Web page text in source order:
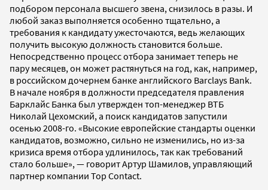
подбором персонала высшего звена, снизилось в разы. И
любой заказ выполняется особенно тщательно, а
требования к кандидату ужесточаются, ведь желающих
получить высокую должность становится больше.
Непосредственно процесс отбора занимает теперь не
пару месяцев, он может растянуться на год, как, например,
в российском дочернем банке английского Barclays Bank.
В начале ноября в должности председателя правления
Барклайс Банка был утвержден топ-менеджер ВТБ
Николай Цехомский, а поиск кандидатов запустили
осенью 2008-го. «Высокие европейские стандарты оценки
кандидатов, возможно, сильно не изменились, но из-за
кризиса время отбора удлинилось, так как требований
стало больше», — говорит Артур Шамилов, управляющий
партнер компании Top Contact.